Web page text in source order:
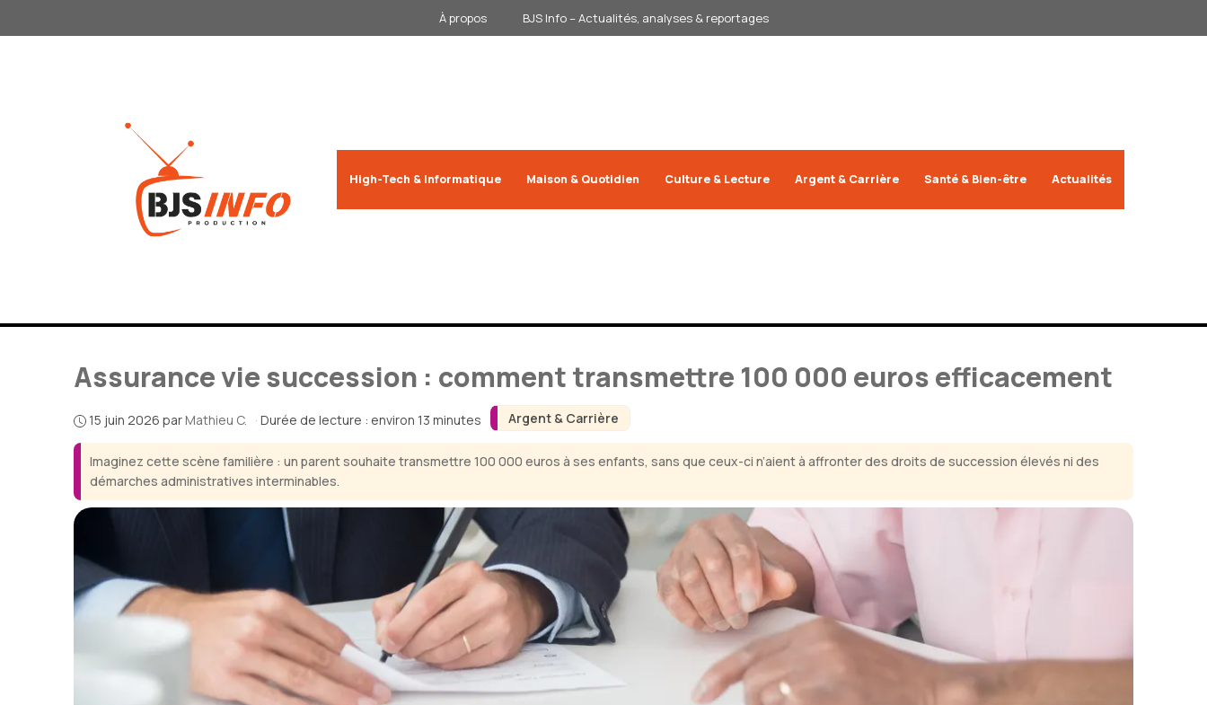
au
À propos BJS Info – Actualités, analyses & reportages
High-Tech & Informatique Maison & Quotidien Culture & Lecture Argent & Carrière Santé & Bien-être Actualités
Argent & Carrière
Assurance vie succession : comment transmettre 100 000 euros efficacement
15 juin 2026 par Mathieu C. · Durée de lecture : environ 13 minutes
Imaginez cette scène familière : un parent souhaite transmettre 100 000 euros à ses enfants, sans que ceux-ci n’aient à affronter des droits de succession élevés ni des
démarches administratives interminables.